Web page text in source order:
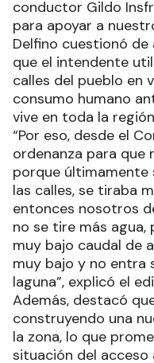
conductor Gildo
para apoyar a
Delfino cuestionó de
que el intendente
calles del pueblo en
consumo humano
vive en toda la
“Por eso, desde el
ordenanza para que
porque últimamente
las calles, se tiraba
entonces nosotros
no se tire más
muy bajo caudal de
muy bajo y no entra
laguna”, explicó el
Además, destacó
construyendo una
la zona, lo que
situación del acceso